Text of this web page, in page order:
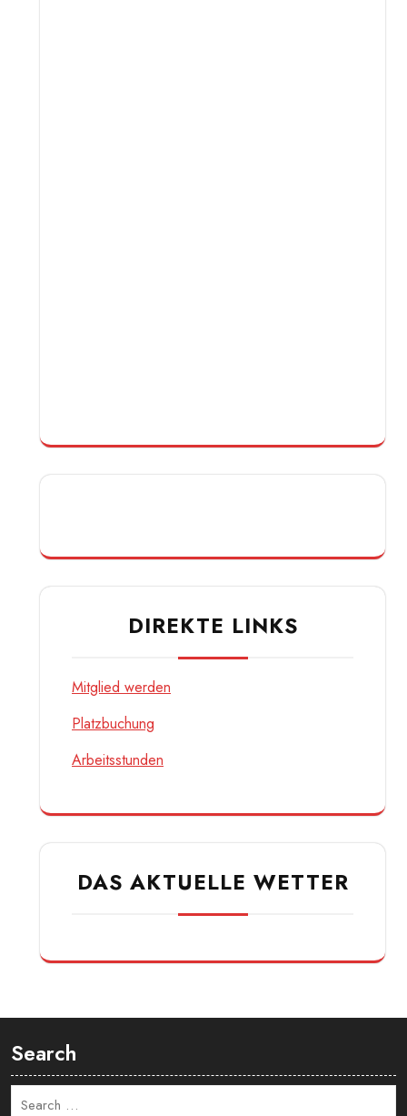
DIREKTE LINKS
Mitglied werden
Platzbuchung
Arbeitsstunden
DAS AKTUELLE WETTER
Search